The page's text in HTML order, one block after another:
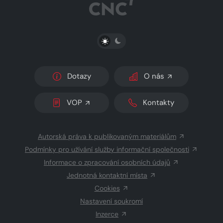
PŘEPNOUT SVĚTLÝ/TMAVÝ REŽIM
Dotazy O nás
VOP Kontakty
Autorská práva k publikovaným materiálům
Podmínky pro užívání služby informační společnosti
Informace o zpracování osobních údajů
Jednotná kontaktní místa
Cookies
Nastavení soukromí
Inzerce